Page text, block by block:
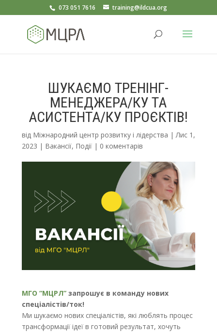
073 051 7616 training@ildcua.org
ШУКАЄМО ТРЕНІНГ-
МЕНЕДЖЕРА/КУ ТА
АСИСТЕНТА/КУ ПРОЄКТІВ!
від Міжнародний центр розвитку і лідерства |Лис 1,
2023 | Вакансії, Події| 0 коментарів
МГО “МЦРЛ” запрошує в команду нових
спеціалістів/ток!
Ми шукаємо нових спеціалістів, які люблять процес
трансформації ідеї в готовий результат, хочуть